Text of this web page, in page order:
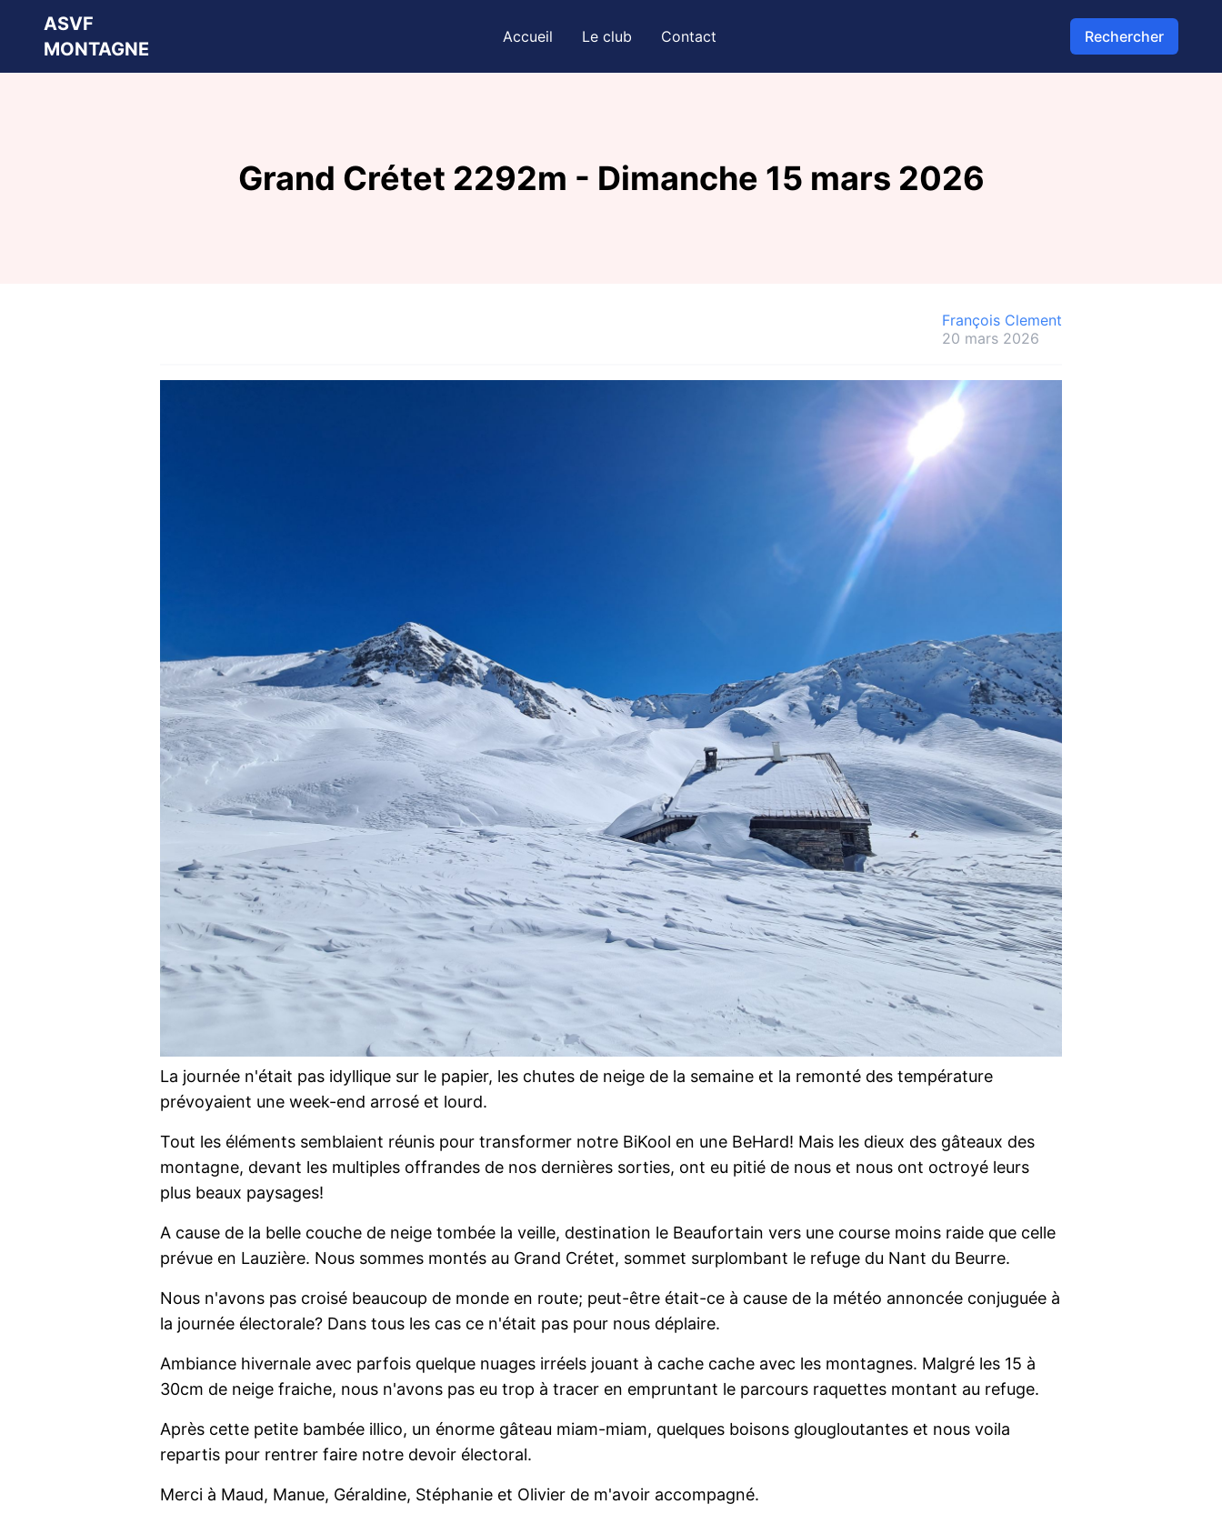
ASVF
MONTAGNE
Accueil Le club Contact Rechercher
Grand Crétet 2292m - Dimanche 15 mars 2026
François Clement
20 mars 2026
La journée n'était pas idyllique sur le papier, les chutes de neige de la semaine et la remonté des température
prévoyaient une week-end arrosé et lourd.
Tout les éléments semblaient réunis pour transformer notre BiKool en une BeHard! Mais les dieux des gâteaux des
montagne, devant les multiples offrandes de nos dernières sorties, ont eu pitié de nous et nous ont octroyé leurs
plus beaux paysages!
A cause de la belle couche de neige tombée la veille, destination le Beaufortain vers une course moins raide que celle
prévue en Lauzière. Nous sommes montés au Grand Crétet, sommet surplombant le refuge du Nant du Beurre.
Nous n'avons pas croisé beaucoup de monde en route; peut-être était-ce à cause de la météo annoncée conjuguée à
la journée électorale? Dans tous les cas ce n'était pas pour nous déplaire.
Ambiance hivernale avec parfois quelque nuages irréels jouant à cache cache avec les montagnes. Malgré les 15 à
30cm de neige fraiche, nous n'avons pas eu trop à tracer en empruntant le parcours raquettes montant au refuge.
Après cette petite bambée illico, un énorme gâteau miam-miam, quelques boisons glougloutantes et nous voila
repartis pour rentrer faire notre devoir électoral.
Merci à Maud, Manue, Géraldine, Stéphanie et Olivier de m'avoir accompagné.